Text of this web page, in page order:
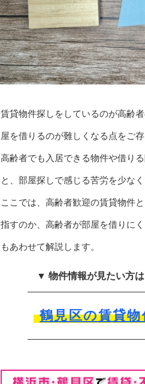
賃貸物件探しをしているのが高齢
屋を借りるのが難しくなる点をご存
高齢者でも入居できる物件や借り
と、部屋探しで感じる苦労を少なく
ここでは、高齢者歓迎の賃貸物件
指すのか、高齢者が部屋を借りに
もあわせて解説します。
▼ 物件情報が見たい方
鶴見区の賃貸